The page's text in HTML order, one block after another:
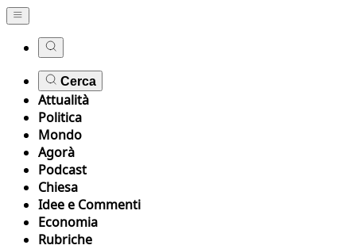
Cerca
Attualità
Politica
Mondo
Agorà
Podcast
Chiesa
Idee e Commenti
Economia
Rubriche